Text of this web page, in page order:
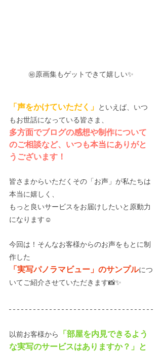
㊙原画集もゲットできて嬉しい✨
「声をかけていただく」 といえば、いつ
もお世話になっている皆さま、
多方面でブログの感想や制作について
のご相談など、いつも本当にありがと
うございます！
皆さまからいただくその「お声」が私たちは
本当に嬉しく、
もっと良いサービスをお届けしたいと原動力
になります☺️
今回は！そんなお客様からのお声をもとに制
作した
「実写パノラマビュー」のサンプルにつ
いてご紹介させていただきます📸✨
以前お客様から
「部屋を内見できるよう
な実写のサービスはありますか？」と